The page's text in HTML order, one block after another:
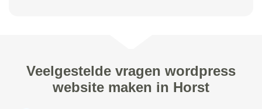
Veelgestelde vragen wordpress
website maken in Horst